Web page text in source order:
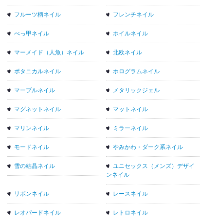
フルーツ柄ネイル フレンチネイル
べっ甲ネイル ホイルネイル
マーメイド（人魚）ネイル 北欧ネイル
ボタニカルネイル ホログラムネイル
マーブルネイル メタリックジェル
マグネットネイル マットネイル
マリンネイル ミラーネイル
モードネイル やみかわ・ダーク系ネイル
雪の結晶ネイル
ユニセックス（メンズ）デザイ
ンネイル
リボンネイル レースネイル
レオパードネイル レトロネイル